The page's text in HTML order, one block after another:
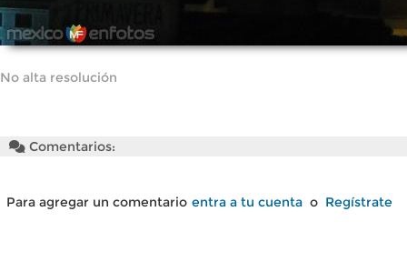
No alta resolución
Comentarios:
Para agregar un comentario entra a tu cuenta o Regístrate